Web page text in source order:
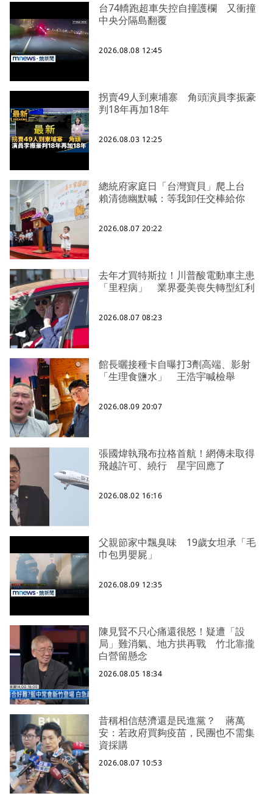
台74轎跑超車失控自撞護欄 又衝撞
中央分隔島翻覆
2026.08.08 12:45
拐賣49人到柬埔寨 角頭演員李振豪
判18年再加18年
2026.08.03 12:25
總統府家庭日「台灣寶貝」爬上台
賴清德幽默喊：等我卸任交棒給你
2026.08.07 20:22
去年才買特斯拉！川普酸電動車主患
「里程病」 業界憂美喪失轉型紅利
2026.08.07 08:23
館長曬接種卡自曝打3劑高端、影射
「生理食鹽水」 王浩宇喊檢舉
2026.08.09 20:07
張國煒執飛布拉格首航！網傳未取得
飛越許可、繞行 星宇回應了
2026.08.02 16:16
父親節家中飄臭味 19歲女坦承「毛
巾包男嬰屍」
2026.08.09 12:35
陳見賢不只心痛還很怒！疑遭「設
局」難消氣、地方拱再戰 竹北靠攏
白營留懸念
2026.08.05 18:34
昔稱相信慈濟還是民進黨？ 蔣萬
安：若政府買夠疫苗，民團也不需集
資採購
2026.08.07 10:53